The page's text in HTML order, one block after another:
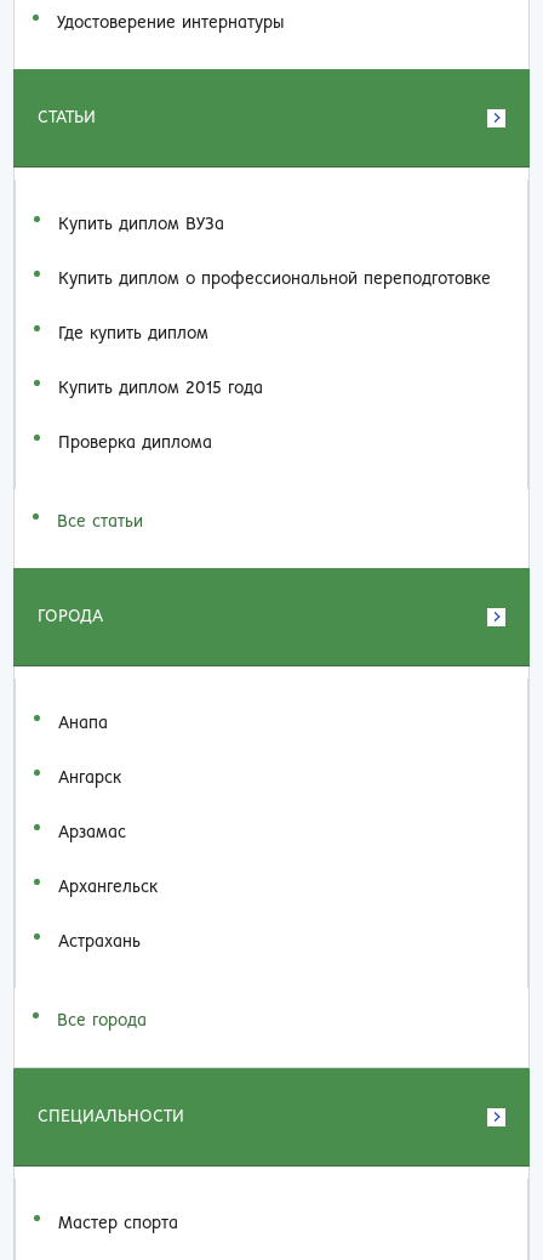
Удостоверение интернатуры
СТАТЬИ
Купить диплом ВУЗа
Купить диплом о профессиональной переподготовке
Где купить диплом
Купить диплом 2015 года
Проверка диплома
Все статьи
ГОРОДА
Анапа
Ангарск
Арзамас
Архангельск
Астрахань
Все города
СПЕЦИАЛЬНОСТИ
Мастер спорта